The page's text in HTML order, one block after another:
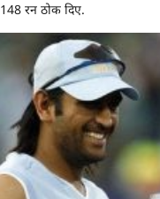
रन ठोक दिए.